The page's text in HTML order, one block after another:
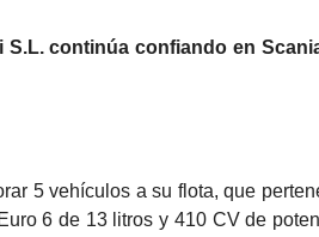
S.L. continúa confiando en
5 vehículos a su flota, que
6 de 13 litros y 410 CV de